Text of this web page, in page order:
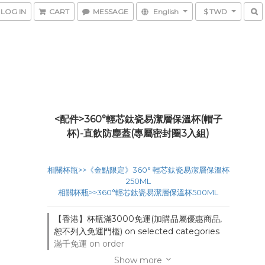
LOG IN CART MESSAGE English $ TWD
<配件>360°輕芯鈦瓷易潔層保溫杯(帽子
杯)-直飲防塵蓋(專屬密封圈3入組)
相關杯瓶>>《金點限定》360° 輕芯鈦瓷易潔層保溫杯
250ML
相關杯瓶>>360°輕芯鈦瓷易潔層保溫杯500ML
【香港】杯瓶滿3000免運(加購品屬優惠商品,
恕不列入免運門檻) on selected categories
滿千免運 on order
Show more